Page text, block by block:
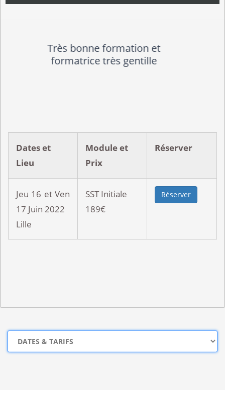
Comme discuté à la fin de la
formation, le problème a vraiment
réelle amélioration.
Dates et
Lieu
Module et
Prix
Réserver
Jeu 16 et Ven
17 Juin 2022
Lille
SST Initiale
189€
Réserver